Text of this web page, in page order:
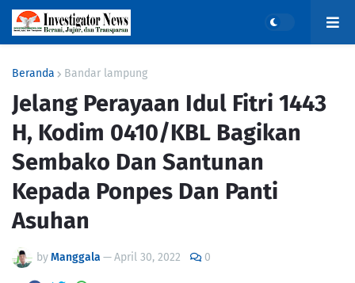
Beranda Bandar lampung
Jelang Perayaan Idul Fitri 1443
H, Kodim 0410/KBL Bagikan
Sembako Dan Santunan
Kepada Ponpes Dan Panti
Asuhan
byManggala —April 30, 2022 0